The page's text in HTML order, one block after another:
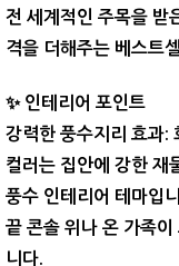
전 세계적인 주목을 받
격을 더해주는 베스트
✨ 인테리어 포인트
강력한 풍수지리 효과:
컬러는 집안에 강한 재
풍수 인테리어 테마입
끝 콘솔 위나 온 가족
니다.